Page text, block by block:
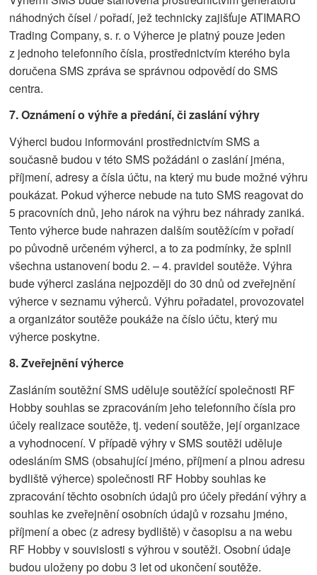
náhodných čísel / pořadí, jež technicky zajišťuje ATIMARO
Trading Company, s. r. o Výherce je platný pouze jeden
z jednoho telefonního čísla, prostřednictvím kterého byla
doručena SMS zpráva se správnou odpovědí do SMS
centra.
7.Oznámení o výhře a předání, či zaslání výhry
Výherci budou informováni prostřednictvím SMS a
současně budou v této SMS požádáni o zaslání jména,
příjmení, adresy a čísla účtu, na který mu bude možné výhru
poukázat. Pokud výherce nebude na tuto SMS reagovat do
5 pracovních dnů, jeho nárok na výhru bez náhrady zaniká.
Tento výherce bude nahrazen dalším soutěžícím v pořadí
po původně určeném výherci, a to za podmínky, že splnil
všechna ustanovení bodu 2. – 4. pravidel soutěže. Výhra
bude výherci zaslána nejpozději do 30 dnů od zveřejnění
výherce v seznamu výherců. Výhru pořadatel, provozovatel
a organizátor soutěže poukáže na číslo účtu, který mu
výherce poskytne.
8.Zveřejnění výherce
Zasláním soutěžní SMS uděluje soutěžící společnosti RF
Hobby souhlas se zpracováním jeho telefonního čísla pro
účely realizace soutěže, tj. vedení soutěže, její organizace
a vyhodnocení. V případě výhry v SMS soutěži uděluje
odesláním SMS (obsahující jméno, příjmení a plnou adresu
bydliště výherce) společnosti RF Hobby souhlas ke
zpracování těchto osobních údajů pro účely předání výhry a
souhlas ke zveřejnění osobních údajů v rozsahu jméno,
příjmení a obec (z adresy bydliště) v časopisu a na webu
RF Hobby v souvislosti s výhrou v soutěži. Osobní údaje
budou uloženy po dobu 3 let od ukončení soutěže.